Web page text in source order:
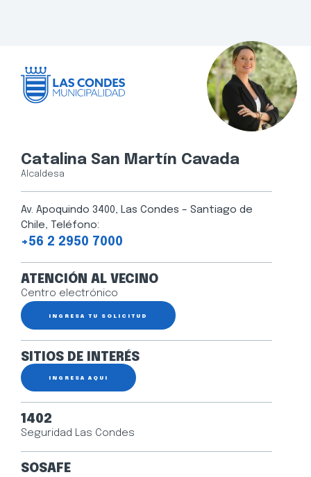
Catalina San Martín Cavada
Alcaldesa
Av. Apoquindo 3400, Las Condes – Santiago de
Chile, Teléfono:
+56 2 2950 7000
ATENCIÓN AL VECINO
Centro electrónico
INGRESA TU SOLICITUD
SITIOS DE INTERÉS
INGRESA AQUÍ
1402
Seguridad Las Condes
SOSAFE